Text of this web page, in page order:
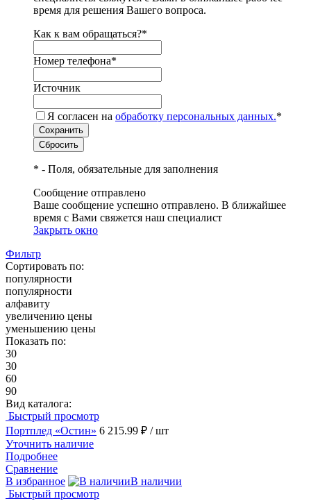
время для решения Вашего вопроса.
Как к вам обращаться?*
Номер телефона*
Источник
Я согласен на обработку персональных данных.*
* - Поля, обязательные для заполнения
Сообщение отправлено
Ваше сообщение успешно отправлено. В ближайшее
время с Вами свяжется наш специалист
Закрыть окно
Фильтр
Сортировать по:
популярности
популярности
алфавиту
увеличению цены
уменьшению цены
Показать по:
30
30
60
90
Вид каталога:
Быстрый просмотр
Портплед «Остин» 6 215.99 ₽ / шт
Уточнить наличие
Подробнее
Сравнение
В избранное
В наличии
Быстрый просмотр